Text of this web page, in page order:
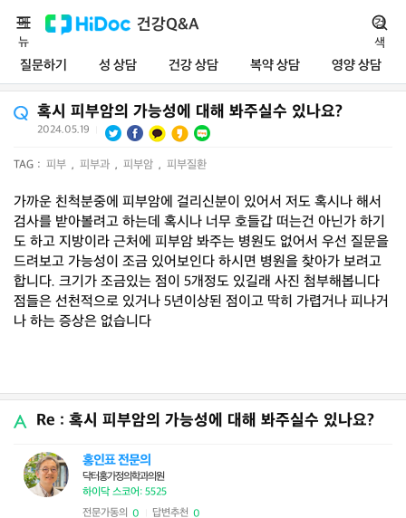
건강Q&A
질문하기 성 상담 건강 상담 복약 상담 영양 상담
메
뉴
검
색
혹시 피부암의 가능성에 대해 봐주실수 있나요?
2024.05.19
TAG : 피부 , 피부과 , 피부암 , 피부질환
가까운 친척분중에 피부암에 걸리신분이 있어서 저도 혹시나 해서
검사를 받아볼려고 하는데 혹시나 너무 호들갑 떠는건 아닌가 하기
도 하고 지방이라 근처에 피부암 봐주는 병원도 없어서 우선 질문을
드려보고 가능성이 조금 있어보인다 하시면 병원을 찾아가 보려고
합니다. 크기가 조금있는 점이 5개정도 있길래 사진 첨부해봅니다
점들은 선천적으로 있거나 5년이상된 점이고 딱히 가렵거나 피나거
나 하는 증상은 없습니다
Re : 혹시 피부암의 가능성에 대해 봐주실수 있나요?
홍인표 전문의
닥터홍가정의학과의원
하이닥 스코어: 5525
전문가동의 0 답변추천 0